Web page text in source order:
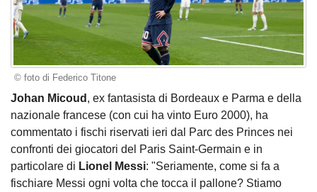
© foto di Federico Titone
Johan Micoud , ex fantasista di Bordeaux e Parma e della
nazionale francese (con cui ha vinto Euro 2000), ha
commentato i fischi riservati ieri dal Parc des Princes nei
confronti dei giocatori del Paris Saint-Germain e in
particolare di Lionel Messi: "Seriamente, come si fa a
fischiare Messi ogni volta che tocca il pallone? Stiamo